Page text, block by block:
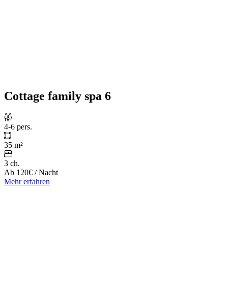
Cottage family spa 6
4-6 pers.
35 m²
3 ch.
Ab 120€ / Nacht
Mehr erfahren